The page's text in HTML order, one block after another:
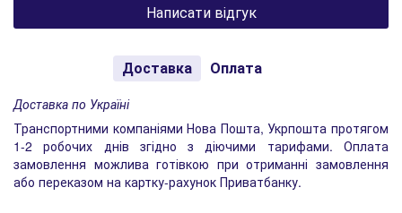
Написати відгук
Доставка Оплата
Доставка по Україні
Транспортними компаніями Нова Пошта, Укрпошта протягом
1-2 робочих днів згідно з діючими тарифами. Оплата
замовлення можлива готівкою при отриманні замовлення
або переказом на картку-рахунок Приватбанку.